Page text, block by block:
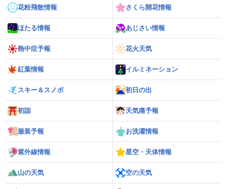
花粉飛散情報 さくら開花情報
ほたる情報 あじさい情報
熱中症予報 花火天気
紅葉情報 イルミネーション
スキー＆スノボ 初日の出
初詣 天気痛予報
服装予報 お洗濯情報
紫外線情報 星空・天体情報
山の天気 空の天気